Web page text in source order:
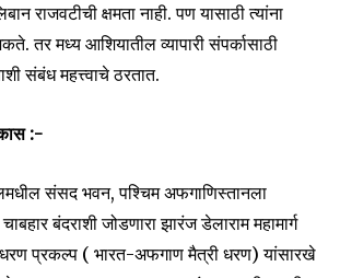
राजवटीची क्षमता नाही. पण यासाठी त्यांना
तर मध्य आशियातील व्यापारी संपर्कासाठी
संबंध महत्त्वाचे ठरतात.
:-
संसद भवन, पश्चिम अफगाणिस्तानला
बंदराशी जोडणारा झारंज डेलाराम महामार्ग
प्रकल्प ( भारत-अफगाण मैत्री धरण) यांसारखे